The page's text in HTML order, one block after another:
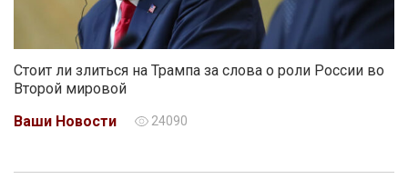
Стоит ли злиться на Трампа за слова о роли России во
Второй мировой
Ваши Новости
24090